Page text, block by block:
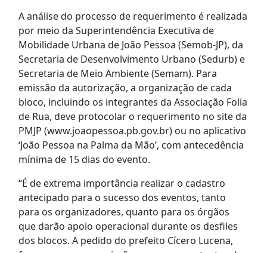
A análise do processo de requerimento é realizada
por meio da Superintendência Executiva de
Mobilidade Urbana de João Pessoa (Semob-JP), da
Secretaria de Desenvolvimento Urbano (Sedurb) e
Secretaria de Meio Ambiente (Semam). Para
emissão da autorização, a organização de cada
bloco, incluindo os integrantes da Associação Folia
de Rua, deve protocolar o requerimento no site da
PMJP (www.joaopessoa.pb.gov.br) ou no aplicativo
‘João Pessoa na Palma da Mão’, com antecedência
mínima de 15 dias do evento.
“É de extrema importância realizar o cadastro
antecipado para o sucesso dos eventos, tanto
para os organizadores, quanto para os órgãos
que darão apoio operacional durante os desfiles
dos blocos. A pedido do prefeito Cícero Lucena,